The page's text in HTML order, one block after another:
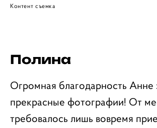
Контент съемка
Полина
Огромная благодарность Анне
прекрасные фотографии! От
требовалось лишь вовремя